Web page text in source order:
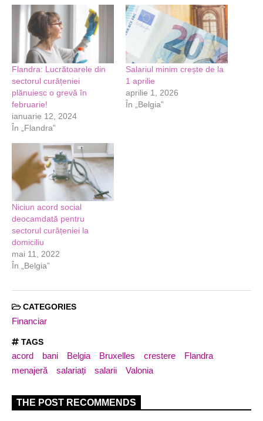
Flandra: Lucrătoarele din
sectorul curățeniei
plănuiesc o grevă în
februarie!
ianuarie 12, 2024
În „Flandra”
Salariul minim crește de la
1 aprilie
aprilie 1, 2026
În „Belgia”
Niciun acord social
deocamdată pentru
sectorul curățeniei la
domiciliu
mai 11, 2022
În „Belgia”
CATEGORIES
Financiar
TAGS
acord bani Belgia Bruxelles crestere
Flandra
menajeră
salariați salarii Valonia
THE POST RECOMMENDS